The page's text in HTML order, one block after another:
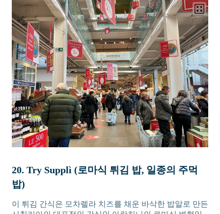
20. Try Supplì (로마식 튀김 밥, 일종의 주먹
밥)
이 튀김 간식은 모차렐라 치즈를 채운 바삭한 밥알로 만든